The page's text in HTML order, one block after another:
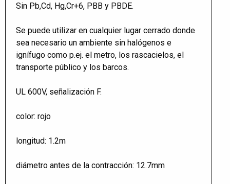
Sin Pb,Cd, Hg,Cr+6, PBB y PBDE.
Se puede utilizar en cualquier lugar cerrado donde
sea necesario un ambiente sin halógenos e
ignífugo como p.ej. el metro, los rascacielos, el
transporte público y los barcos.
UL 600V, señalización F.
color: rojo
longitud: 1.2m
diámetro antes de la contracción: 12.7mm